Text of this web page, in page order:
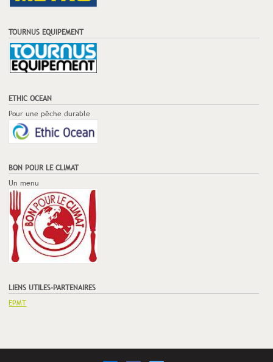
TOURNUS EQUIPEMENT
ETHIC OCEAN
Pour une pêche durable
BON POUR LE CLIMAT
Un menu
LIENS UTILES-PARTENAIRES
EPMT